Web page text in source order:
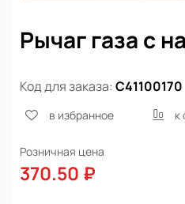
Рычаг газа с
Код для заказа: С41100170
в избранное к
Розничная цена
370.50 ₽